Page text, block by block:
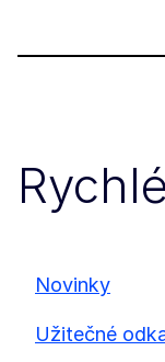
Novinky
Užitečné